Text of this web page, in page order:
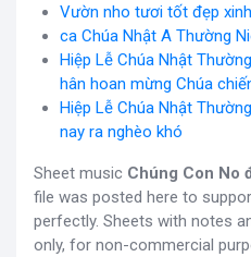
Vườn nho tươi tốt đẹp xinh
ca Chúa Nhật A Thường
Hiệp Lễ Chúa Nhật
hân hoan mừng Chúa
Hiệp Lễ Chúa Nhật
nay ra nghèo khó
Sheet music Chúng Con No
file was posted here to
perfectly. Sheets with notes
only, for non-commercial